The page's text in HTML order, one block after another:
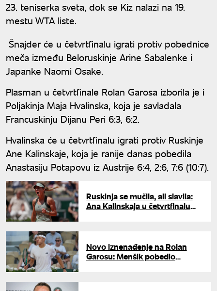
23. teniserka sveta, dok se Kiz nalazi na 19.
mestu WTA liste.
Šnajder će u četvrtfinalu igrati protiv pobednice
meča između Beloruskinje Arine Sabalenke i
Japanke Naomi Osake.
Plasman u četvrtfinale Rolan Garosa izborila je i
Poljakinja Maja Hvalinska, koja je savladala
Francuskinju Dijanu Peri 6:3, 6:2.
Hvalinska će u četvrtfinalu igrati protiv Ruskinje
Ane Kalinskaje, koja je ranije danas pobedila
Anastasiju Potapovu iz Austrije 6:4, 2:6, 7:6 (10:7).
Ruskinja se mučila, ali slavila:
Ana Kalinskaja u četvrtfinalu
Novo iznenađenje na Rolan
Garosu: Menšik pobedio